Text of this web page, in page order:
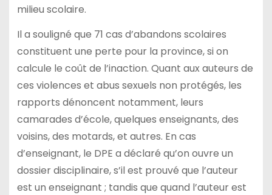
milieu scolaire.
Il a souligné que 71 cas d’abandons scolaires
constituent une perte pour la province, si on
calcule le coût de l’inaction. Quant aux auteurs de
ces violences et abus sexuels non protégés, les
rapports dénoncent notamment, leurs
camarades d’école, quelques enseignants, des
voisins, des motards, et autres. En cas
d’enseignant, le DPE a déclaré qu’on ouvre un
dossier disciplinaire, s’il est prouvé que l’auteur
est un enseignant ; tandis que quand l’auteur est